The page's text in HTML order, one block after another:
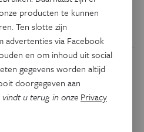
we ertegen doen?
Keygnaert,Kristien Roelens
producten te kunnen
Ten slotte zijn
advertenties via Facebook
en om inhoud uit social
gegevens worden altijd
doorgegeven aan
u terug in onze Privacy